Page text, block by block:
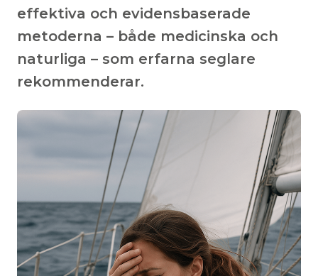
effektiva och evidensbaserade
metoderna – både medicinska och
naturliga – som erfarna seglare
rekommenderar.